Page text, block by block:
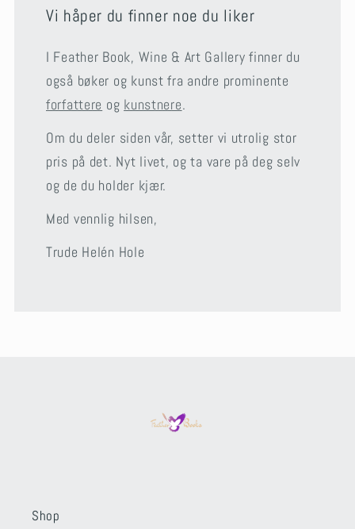
Vi håper du finner noe du liker
I Feather Book, Wine & Art Gallery finner du
også bøker og kunst fra andre prominente
forfattere og kunstnere.
Om du deler siden vår, setter vi utrolig stor
pris på det. Nyt livet, og ta vare på deg selv
og de du holder kjær.
Med vennlig hilsen,
Trude Helén Hole
Shop